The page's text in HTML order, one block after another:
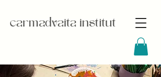
carmadvaita institut